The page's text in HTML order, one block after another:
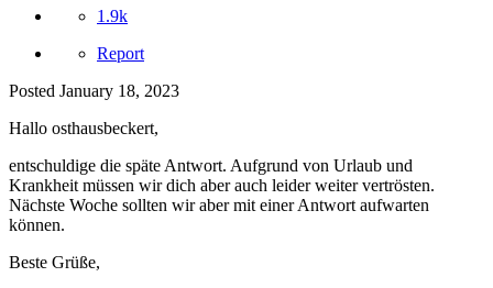
1.9k
Report
Posted January 18, 2023
Hallo osthausbeckert,
entschuldige die späte Antwort. Aufgrund von Urlaub und
Krankheit müssen wir dich aber auch leider weiter vertrösten.
Nächste Woche sollten wir aber mit einer Antwort aufwarten
können.
Beste Grüße,